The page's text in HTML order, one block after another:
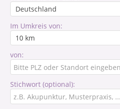
Im Umkreis von:
von:
Stichwort (optional):